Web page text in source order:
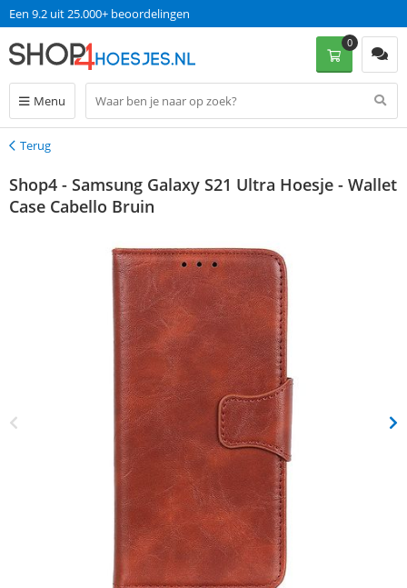
Een 9.2 uit 25.000+ beoordelingen
Menu
0
Terug
Terug
Shop4 - Samsung Galaxy S21 Ultra Hoesje - Wallet
Case Cabello Bruin